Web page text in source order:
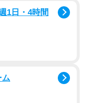
1日・4時間
ム